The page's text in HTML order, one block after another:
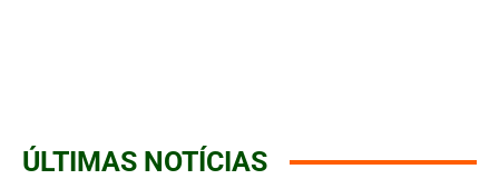
ÚLTIMAS NOTÍCIAS